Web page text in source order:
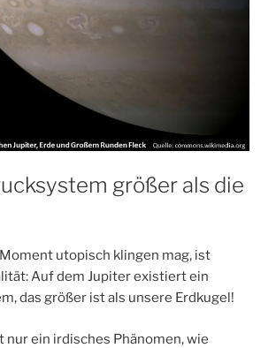
größer als die
utopisch klingen mag, ist
Auf dem Jupiter existiert ein
das größer ist als unsere Erdkugel!
ein irdisches Phänomen, wie